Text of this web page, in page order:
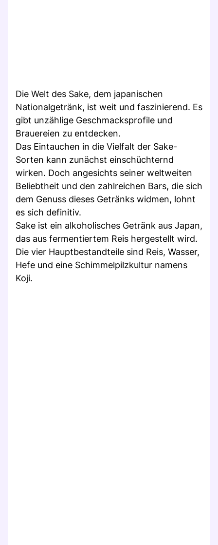
Die Welt des Sake, dem japanischen
Nationalgetränk, ist weit und faszinierend. Es
gibt unzählige Geschmacksprofile und
Brauereien zu entdecken.
Das Eintauchen in die Vielfalt der Sake-
Sorten kann zunächst einschüchternd
wirken. Doch angesichts seiner weltweiten
Beliebtheit und den zahlreichen Bars, die sich
dem Genuss dieses Getränks widmen, lohnt
es sich definitiv.
Sake ist ein alkoholisches Getränk aus Japan,
das aus fermentiertem Reis hergestellt wird.
Die vier Hauptbestandteile sind Reis, Wasser,
Hefe und eine Schimmelpilzkultur namens
Koji.